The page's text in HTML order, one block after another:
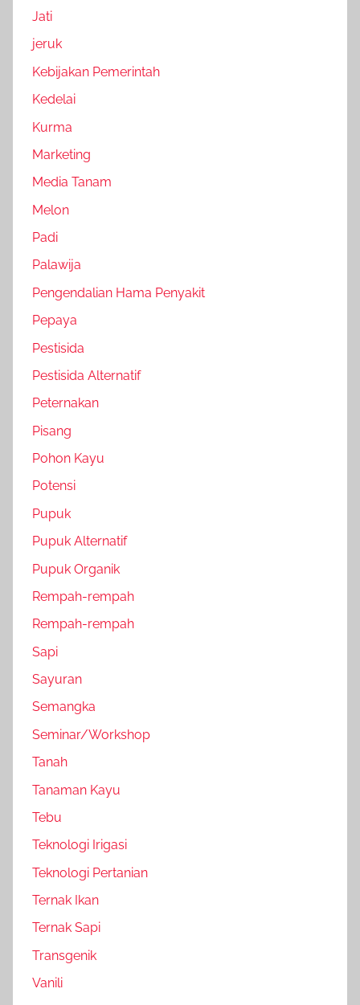
Jati
jeruk
Kebijakan Pemerintah
Kedelai
Kurma
Marketing
Media Tanam
Melon
Padi
Palawija
Pengendalian Hama Penyakit
Pepaya
Pestisida
Pestisida Alternatif
Peternakan
Pisang
Pohon Kayu
Potensi
Pupuk
Pupuk Alternatif
Pupuk Organik
Rempah-rempah
Rempah-rempah
Sapi
Sayuran
Semangka
Seminar/Workshop
Tanah
Tanaman Kayu
Tebu
Teknologi Irigasi
Teknologi Pertanian
Ternak Ikan
Ternak Sapi
Transgenik
Vanili